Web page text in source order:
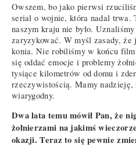
Owszem, bo jako pierwsi
serial o wojnie, która nadal trwa.
naszym kraju nie było.
zaryzykować. W myśl zasady, że
konia. Nie robiliśmy w końcu
się oddać emocje i problemy
tysiące kilometrów od domu i
rzeczywistością. Mamy nadzieję,
wiarygodny.
Dwa lata temu mówił Pan, że
żołnierzami na jakimś
okazji. Teraz to się pewnie